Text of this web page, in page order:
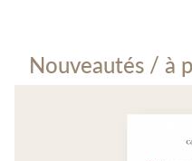
Honghua
Honghua Poizat-Xie,
est chargée
à l'université de Genève.
livres d'apprentissage du
ài, xĭhuān – àihào, xĭ’ài, rè’ài,
Nouveautés / à